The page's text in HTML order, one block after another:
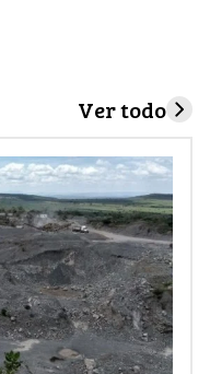
Ver todo